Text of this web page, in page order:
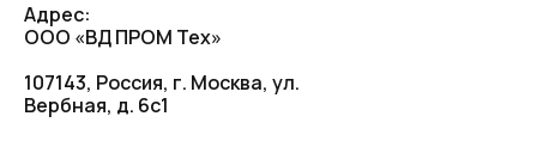
Адрес:
ООО «ВД ПРОМ Тех»
107143, Россия, г. Москва, ул.
Вербная, д. 6с1